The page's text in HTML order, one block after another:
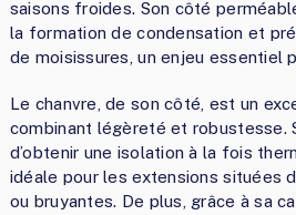
saisons froides. Son côté
la formation de condensation et
de moisissures, un enjeu essentiel
Le chanvre, de son côté, est un
combinant légèreté et robustesse.
d’obtenir une isolation à la fois
idéale pour les extensions situées
ou bruyantes. De plus, grâce à sa